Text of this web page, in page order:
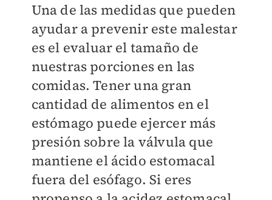
Una de las medidas que pueden
ayudar a prevenir este malestar
es el evaluar el tamaño de
nuestras porciones en las
comidas. Tener una gran
cantidad de alimentos en el
estómago puede ejercer más
presión sobre la válvula que
mantiene el ácido estomacal
fuera del esófago. Si eres